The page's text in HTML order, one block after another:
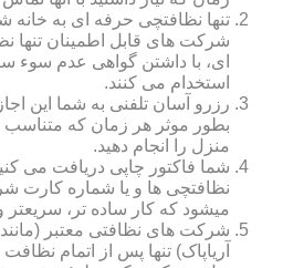
تنها نظافتچی حرفه ای به
شرکت های قابل اطمینان تنها
ای، با داشتن گواهی عدم سوء
استخدام می کنند.
رزرو آسان تلفنی به شما این
بطور موثر هر زمان که متناسب
منزل را انجام دهید.
شما فاکتور چاپی دریافت می
نظافتچی ها و یا شماره کارت
میشود که کار ساده تر، سریعتر
شرکت های نظافتی معتبر
آریاپاک) تنها پس از اتمام